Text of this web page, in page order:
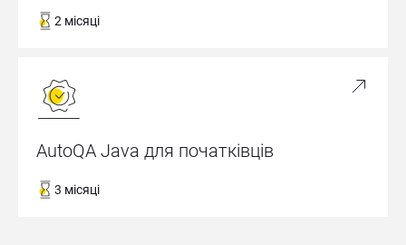
2 місяці
AutoQA Java для початківців
3 місяці